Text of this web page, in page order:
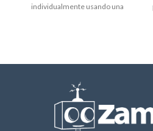
individualmente usando una